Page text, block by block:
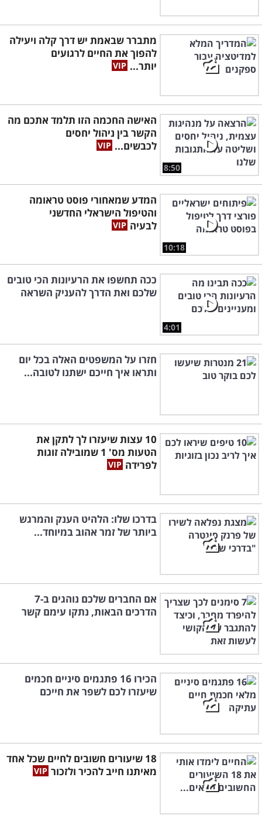
מתברר שבאמת יש דרך קלה ויעילה
להפוך את החיים לרגועים
יותר...
8:50
האישה החכמה הזו תלמד אתכם מה
הקשר בין ניהול יחסים
לכבשים...
10:18
המדע שמאחורי פוסט טראומה
והטיפול הישראלי החדשני
לבעיה
4:01
ככה תחשפו את הרעיונות הכי טובים
שלכם ואת הדרך להעניק השראה
חזרו על המשפטים האלה בכל יום
ותראו איך חייכם ישתנו לטובה...
10 עצות שיעזרו לך לתקן את
הטעות מס' 1 שמובילה זוגות
לפרידה
בדרכו שלו: הלהיט הענק והמרגש
ביותר של זמר אהוב במיוחד...
אם החברים שלכם נוהגים ב-7
הדרכים הבאות, נתקו עימם קשר
הכירו 16 פתגמים סיניים חכמים
שיעזרו לכם לשפר את חייכם
18 שיעורים חשובים לחיים שכל אחד
מאיתנו חייב להכיר ולזכור